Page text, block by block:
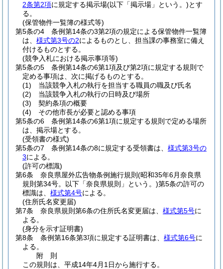
2条第2項に規定する掲示場(以下「掲示場」という。)とす
る。
(保管物件一覧簿の様式等)
第5条の4
条例第14条の3第2項の規定による保管物件一覧簿
は、 様式第3号の2によるものとし、担当課の事務室に備え
付けるものとする。
(競争入札における掲示事項等)
第5条の5
条例第14条の6第1項及び第2項に規定する規則で
定める事項は、次に掲げるものとする。
(1)
当該競争入札の執行を担当する職員の職及び氏名
(2)
当該競争入札の執行の日時及び場所
(3)
契約条項の概要
(4)
その他市長が必要と認める事項
第5条の6
条例第14条の6第1項に規定する規則で定める場所
は、掲示場とする。
(受領書の様式)
第5条の7
条例第14条の8に規定する受領書は、 様式第3号の
3による。
(許可の標識)
第6条
奈良県屋外広告物条例施行規則 (昭和35年6月奈良県
規則第34号。以下「奈良県規則」という。)第5条の許可の
標識は、 様式第4号による。
(住所氏名変更届)
第7条
奈良県規則第6条の住所氏名変更届は、 様式第5号に
よる。
(身分を示す証明書)
第8条
条例第16条第3項に規定する証明書は、 様式第6号に
よる。
附 則
この規則は、平成14年4月1日から施行する。